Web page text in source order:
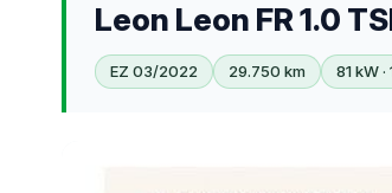
Leon Leon FR 1.0
EZ 03/2022 29.750 km 81 kW ·